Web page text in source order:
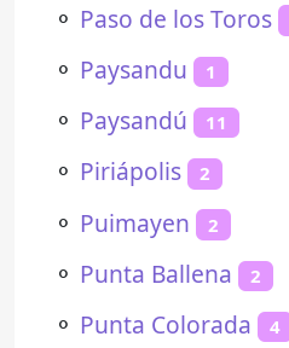
⚬ Paso de los Toros
⚬ Paysandu 1
⚬ Paysandú 11
⚬ Piriápolis 2
⚬ Puimayen 2
⚬ Punta Ballena 2
⚬ Punta Colorada 4